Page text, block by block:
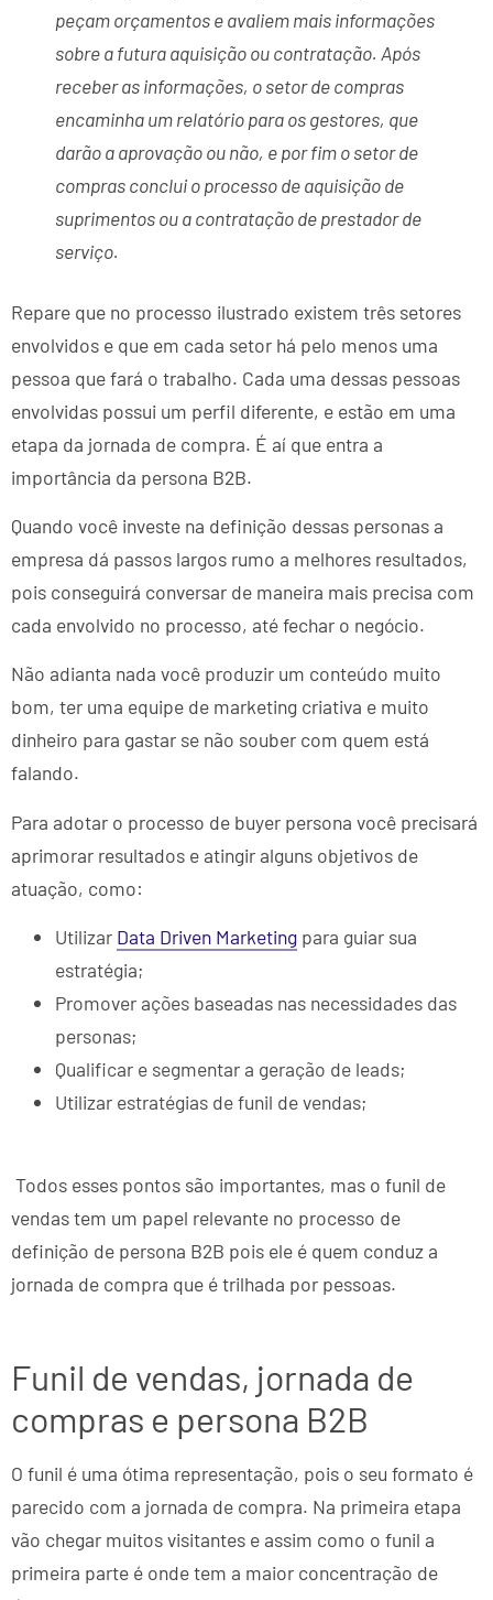
peçam orçamentos e avaliem mais informações
sobre a futura aquisição ou contratação. Após
receber as informações, o setor de compras
encaminha um relatório para os gestores, que
darão a aprovação ou não, e por fim o setor de
compras conclui o processo de aquisição de
suprimentos ou a contratação de prestador de
serviço.
Repare que no processo ilustrado existem três setores
envolvidos e que em cada setor há pelo menos uma
pessoa que fará o trabalho. Cada uma dessas pessoas
envolvidas possui um perfil diferente, e estão em uma
etapa da jornada de compra. É aí que entra a
importância da persona B2B.
Quando você investe na definição dessas personas a
empresa dá passos largos rumo a melhores resultados,
pois conseguirá conversar de maneira mais precisa com
cada envolvido no processo, até fechar o negócio.
Não adianta nada você produzir um conteúdo muito
bom, ter uma equipe de marketing criativa e muito
dinheiro para gastar se não souber com quem está
falando.
Para adotar o processo de buyer persona você precisará
aprimorar resultados e atingir alguns objetivos de
atuação, como:
Utilizar Data Driven Marketing para guiar sua
estratégia;
Promover ações baseadas nas necessidades das
personas;
Qualificar e segmentar a geração de leads;
Utilizar estratégias de funil de vendas;
Todos esses pontos são importantes, mas o funil de
vendas tem um papel relevante no processo de
definição de persona B2B pois ele é quem conduz a
jornada de compra que é trilhada por pessoas.
Funil de vendas, jornada de
compras e persona B2B
O funil é uma ótima representação, pois o seu formato é
parecido com a jornada de compra. Na primeira etapa
vão chegar muitos visitantes e assim como o funil a
primeira parte é onde tem a maior concentração de